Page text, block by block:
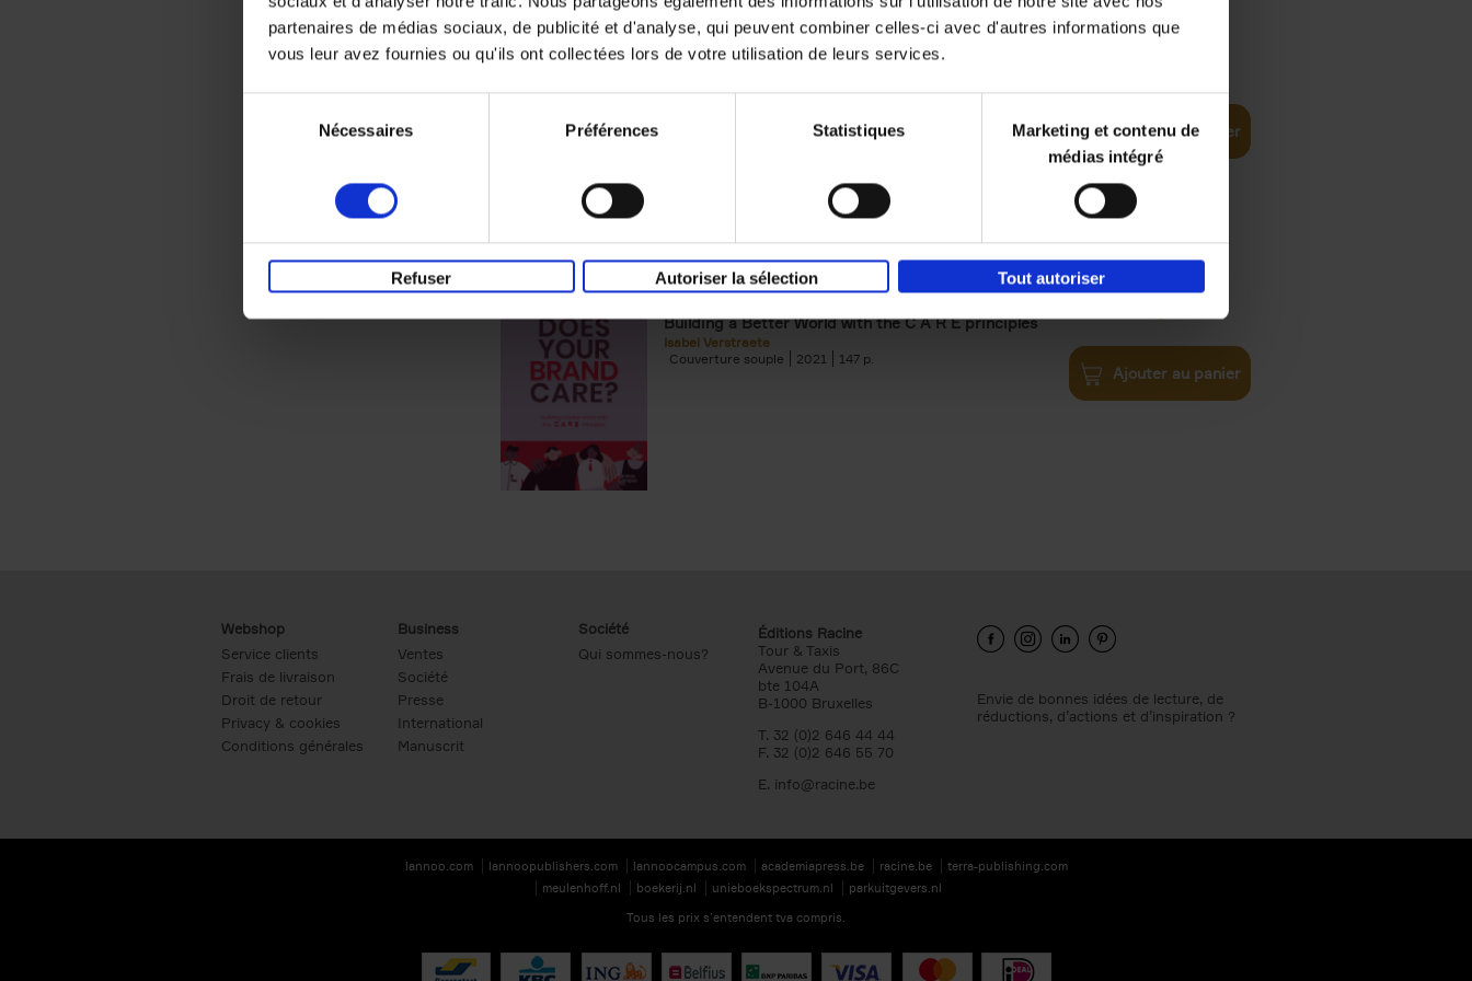
partenaires de médias sociaux, de publicité et d'analyse, qui peuvent combiner celles-ci avec d'autres informations que
vous leur avez fournies ou qu'ils ont collectées lors de votre utilisation de leurs services.
Nécessaires Préférences Statistiques
Marketing et contenu de
médias intégré
Refuser Autoriser la sélection Tout autoriser
Digital marketing like a PRO -
completely revised edition
Ajouter au panier
Does Your Brand Care?
Building a Better World with the C A R E principles
Isabel Verstraete
Couverture souple
2021 147
€34,99
Ajouter au panier
Webshop
Service clients
Frais de livraison
Droit de retour
Privacy & cookies
Conditions générales
Business
Ventes
Société
Presse
International
Manuscrit
Société
Qui sommes-nous?
Éditions Racine
Tour & Taxis
Avenue du Port, 86C
bte 104A
B-1000 Bruxelles
T. 32 (0)2 646 44 44
F. 32 (0)2 646 55 70
E. info@racine.be
Envie de bonnes idées de lecture, de
réductions, d’actions et d’inspiration ?
lannoo.com lannoopublishers.com lannoocampus.com academiapress.be racine.be
terra-publishing.com
meulenhoff.nl
boekerij.nl unieboekspectrum.nl
parkuitgevers.nl
Tous les prix s’entendent tva compris.